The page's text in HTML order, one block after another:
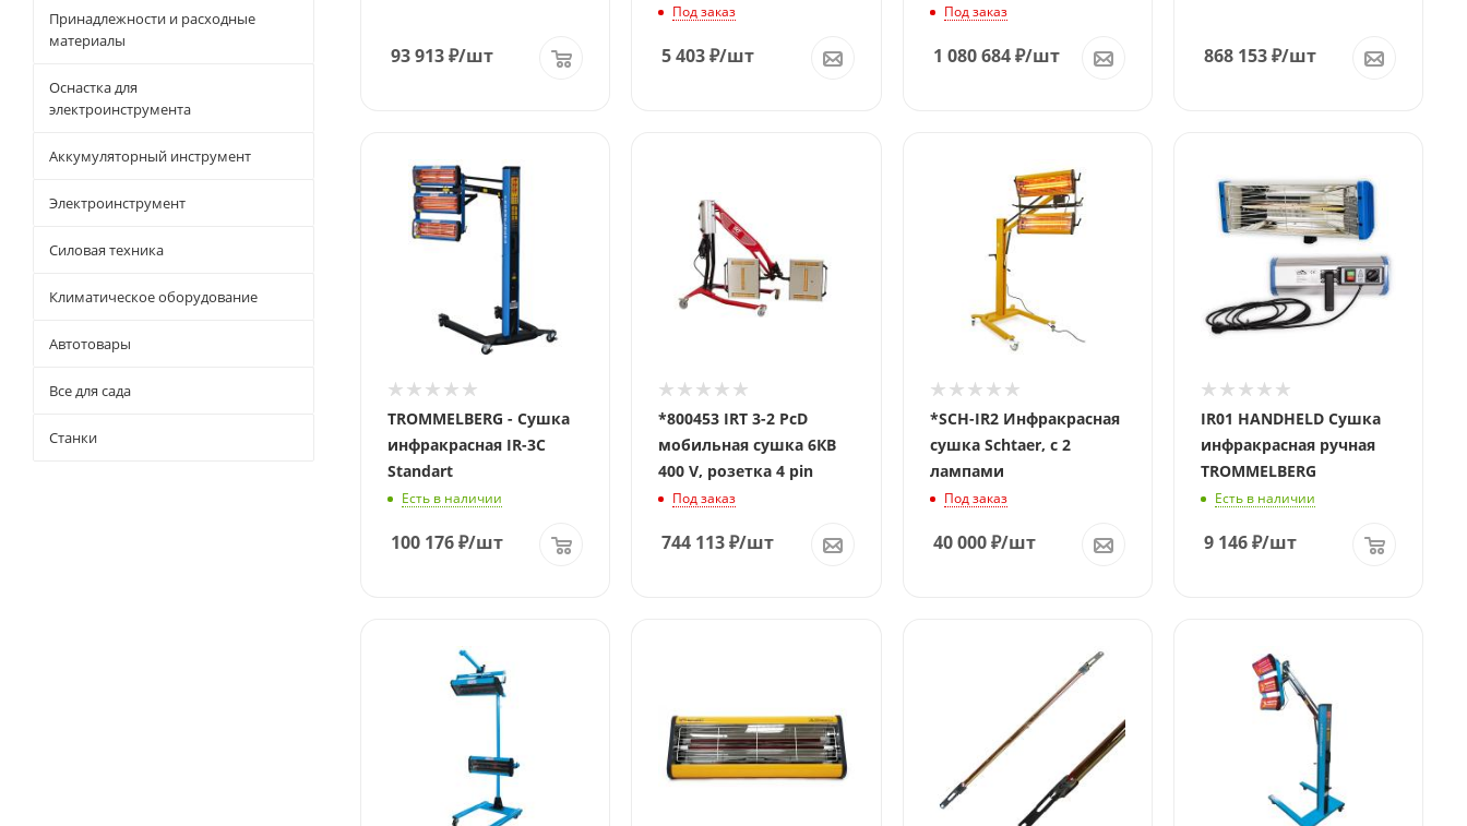
93 913₽/шт
Под заказ
5 403₽/шт
Под заказ
1 080 684₽/шт 868 153₽/шт
Длина, мм
500
TROMMELBERG - Сушка
инфракрасная IR-3C
Standart
Есть в наличии
100 176₽/шт
*800453 IRT 3-2 PсD
мобильная сушка 6КВ
400 V, розетка 4 pin
Под заказ
744 113₽/шт
*SCH-IR2 Инфракрасная
сушка Schtaer, с 2
лампами
Под заказ
40 000₽/шт
Вольт
220
IR01 HANDHELD Сушка
инфракрасная ручная
TROMMELBERG
Есть в наличии
9 146₽/шт
Длина, мм
Принадлежности и расходные
материалы
Оснастка для
электроинструмента
Аккумуляторный инструмент
Электроинструмент
Силовая техника
Климатическое оборудование
Автотовары
Все для сада
Станки